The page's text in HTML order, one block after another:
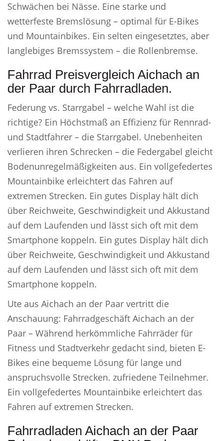
Schwächen bei Nässe. Eine starke und
wetterfeste Bremslösung – optimal für E-Bikes
und Mountainbikes. Ein selten eingesetztes, aber
langlebiges Bremssystem – die Rollenbremse.
Fahrrad Preisvergleich Aichach an
der Paar durch Fahrradladen.
Federung vs. Starrgabel – welche Wahl ist die
richtige? Ein Höchstmaß an Effizienz für Rennrad-
und Stadtfahrer – die Starrgabel. Unebenheiten
verlieren ihren Schrecken – die Federgabel gleicht
Bodenunregelmäßigkeiten aus. Ein vollgefedertes
Mountainbike erleichtert das Fahren auf
extremen Strecken. Ein gutes Display hält dich
über Reichweite, Geschwindigkeit und Akkustand
auf dem Laufenden und lässt sich oft mit dem
Smartphone koppeln. Ein gutes Display hält dich
über Reichweite, Geschwindigkeit und Akkustand
auf dem Laufenden und lässt sich oft mit dem
Smartphone koppeln.
Ute aus Aichach an der Paar vertritt die
Anschauung: Fahrradgeschäft Aichach an der
Paar – Während herkömmliche Fahrräder für
Fitness und Stadtverkehr gedacht sind, bieten E-
Bikes eine bequeme Lösung für lange und
anspruchsvolle Strecken. zufriedene Teilnehmer.
Ein vollgefedertes Mountainbike erleichtert das
Fahren auf extremen Strecken.
Fahrradladen Aichach an der Paar